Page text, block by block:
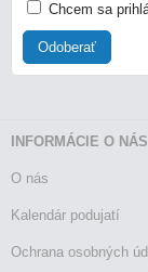
Chcem sa
Odoberať
INFORMÁCIE O NÁS
O nás
Kalendár podujatí
Ochrana osobných